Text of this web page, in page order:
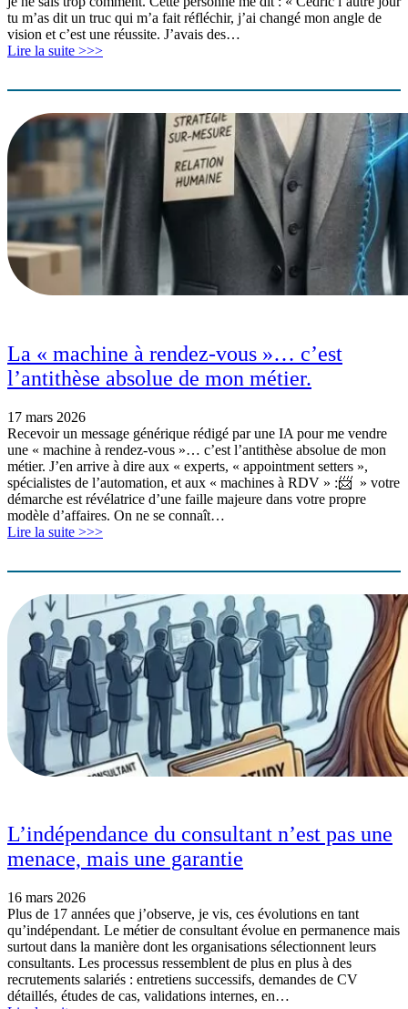
tu m’as dit un truc qui m’a fait réfléchir, j’ai changé mon angle de
vision et c’est une réussite. J’avais des…
Lire la suite >>>
La « machine à rendez-vous »… c’est
l’antithèse absolue de mon métier.
17 mars 2026
Recevoir un message générique rédigé par une IA pour me vendre
une « machine à rendez-vous »… c’est l’antithèse absolue de mon
métier. J’en arrive à dire aux « experts, « appointment setters »,
spécialistes de l’automation, et aux « machines à RDV » :📨 » votre
démarche est révélatrice d’une faille majeure dans votre propre
modèle d’affaires. On ne se connaît…
Lire la suite >>>
L’indépendance du consultant n’est pas une
menace, mais une garantie
16 mars 2026
Plus de 17 années que j’observe, je vis, ces évolutions en tant
qu’indépendant. Le métier de consultant évolue en permanence mais
surtout dans la manière dont les organisations sélectionnent leurs
consultants. Les processus ressemblent de plus en plus à des
recrutements salariés : entretiens successifs, demandes de CV
détaillés, études de cas, validations internes, en…